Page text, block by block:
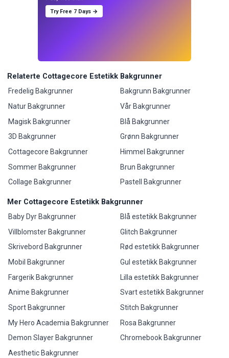
Try Free 7 Days →
Relaterte Cottagecore Estetikk Bakgrunner
Fredelig Bakgrunner
Natur Bakgrunner
Magisk Bakgrunner
3D Bakgrunner
Cottagecore Bakgrunner
Sommer Bakgrunner
Collage Bakgrunner
Bakgrunn Bakgrunner
Vår Bakgrunner
Blå Bakgrunner
Grønn Bakgrunner
Himmel Bakgrunner
Brun Bakgrunner
Pastell Bakgrunner
Mer Cottagecore Estetikk Bakgrunner
Baby Dyr Bakgrunner
Villblomster Bakgrunner
Skrivebord Bakgrunner
Mobil Bakgrunner
Fargerik Bakgrunner
Anime Bakgrunner
Sport Bakgrunner
My Hero Academia Bakgrunner
Demon Slayer Bakgrunner
Aesthetic Bakgrunner
Blå estetikk Bakgrunner
Glitch Bakgrunner
Rød estetikk Bakgrunner
Gul estetikk Bakgrunner
Lilla estetikk Bakgrunner
Svart estetikk Bakgrunner
Stitch Bakgrunner
Rosa Bakgrunner
Chromebook Bakgrunner